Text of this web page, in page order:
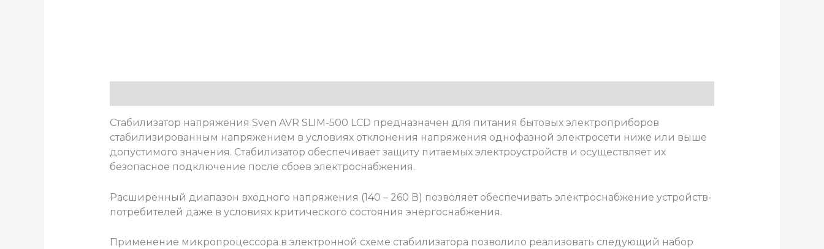
Стабилизатор напряжения Sven AVR SLIM-500 LCD предназначен для питания бытовых электроприборов
стабилизированным напряжением в условиях отклонения напряжения однофазной электросети ниже или выше
допустимого значения. Стабилизатор обеспечивает защиту питаемых электроустройств и осуществляет их
безопасное подключение после сбоев электроснабжения.
Расширенный диапазон входного напряжения (140 – 260 В) позволяет обеспечивать электроснабжение устройств-
потребителей даже в условиях критического состояния энергоснабжения.
Применение микропроцессора в электронной схеме стабилизатора позволило реализовать следующий набор